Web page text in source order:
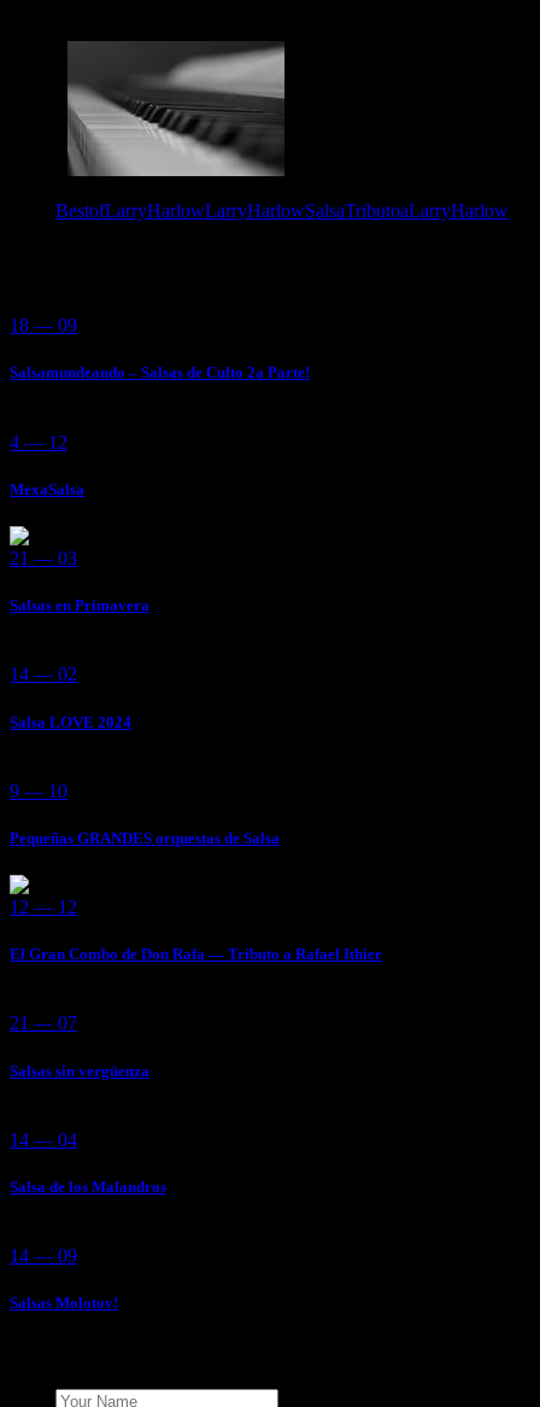
BestofLarryHarlowLarryHarlowSalsaTributoaLarryHarlow
18 — 09
Salsamundeando – Salsas de Culto 2a Parte!
4 — 12
MexaSalsa
21 — 03
Salsas en Primavera
14 — 02
Salsa LOVE 2024
9 — 10
Pequeñas GRANDES orquestas de Salsa
12 — 12
El Gran Combo de Don Rafa — Tributo a Rafael Ithier
21 — 07
Salsas sin vergüenza
14 — 04
Salsa de los Malandros
14 — 09
Salsas Molotov!